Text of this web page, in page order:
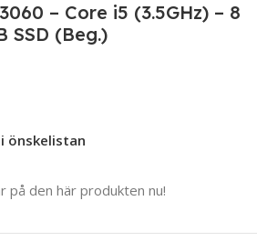
– Core i5 (3.5GHz) – 8
SSD (Beg.)
önskelistan
på den här produkten nu!